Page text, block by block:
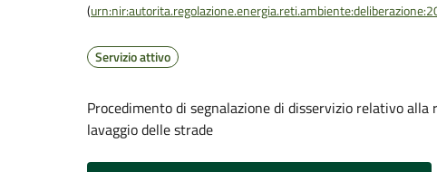
(
Servizio attivo
Procedimento di segnalazione di disservizio relativo
lavaggio delle strade